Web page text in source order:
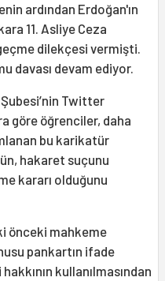
ardından Erdoğan'ın
11. Asliye Ceza
dilekçesi vermişti.
davası devam ediyor.
Twitter
göre öğrenciler, daha
bu karikatür
hakaret suçunu
kararı olduğunu
önceki mahkeme
pankartın ifade
kullanılmasından